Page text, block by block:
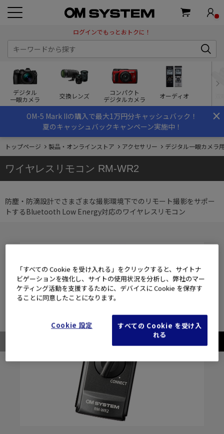
ログインでもっとおトクに！
デジタル
一眼カメラ
交換レンズ
コンパクト
デジタルカメラ
オーディオ
×
OM-5 Mark IIの購入で最大1万円分キャッシュバック！
夏のキャッシュバックキャンペーン実施中！
トップページ 製品・オンラインストア アクセサリー デジタル一眼カメラ
ワイヤレスリモコン RM-WR2
防塵・防滴設計でさまざまな撮影環境下でのリモート撮影をサポー
トするBluetooth Low Energy対応のワイヤレスリモコン
「すべての Cookie を受け入れる」をクリックすると、サイトナ
ビゲーションを強化し、サイトの使用状況を分析し、弊社のマー
ケティング活動を支援するために、デバイスに Cookie を保存す
ることに同意したことになります。
Cookie 設定
すべての Cookie を受け入
れる